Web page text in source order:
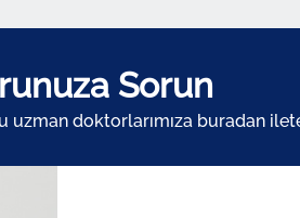
Sorun
uzman doktorlarımıza buradan